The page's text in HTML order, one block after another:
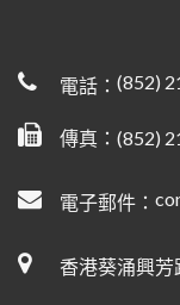
電話： (852)
傳真：(852)
電子郵件：
香港葵涌興